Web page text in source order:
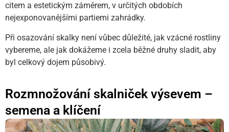
citem a estetickým záměrem, v určitých obdobích
nejexponovanějšími partiemi zahrádky.
Při osazování skalky není vůbec důležité, jak vzácné rostliny
vybereme, ale jak dokážeme i zcela běžné druhy sladit, aby
byl celkový dojem působivý.
Rozmnožování skalniček výsevem –
semena a klíčení